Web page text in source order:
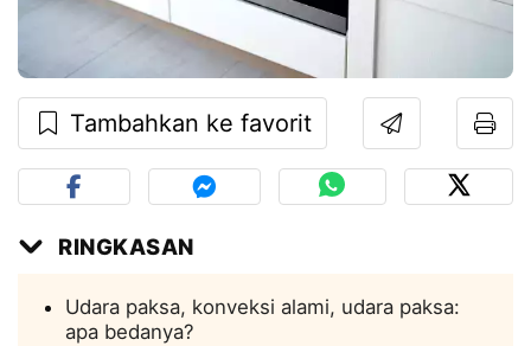
Tambahkan ke favorit
RINGKASAN
Udara paksa, konveksi alami, udara paksa:
apa bedanya?